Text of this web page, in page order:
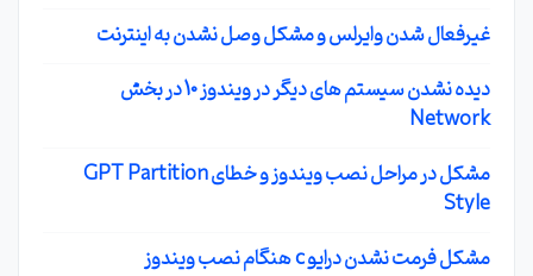
غیرفعال شدن وایرلس و مشکل وصل نشدن به اینترنت
دیده نشدن سیستم های دیگر در ویندوز 10 در بخش
Network
مشکل در مراحل نصب ویندوز و خطای GPT Partition
Style
مشکل فرمت نشدن درایو c هنگام نصب ویندوز